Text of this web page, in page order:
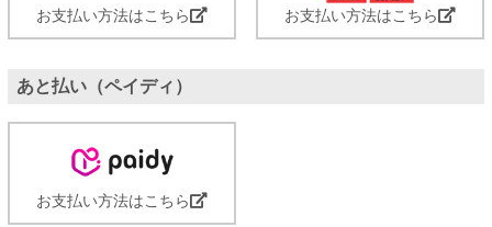
お支払い方法はこちら お支払い方法はこちら
あと払い（ペイディ）
お支払い方法はこちら